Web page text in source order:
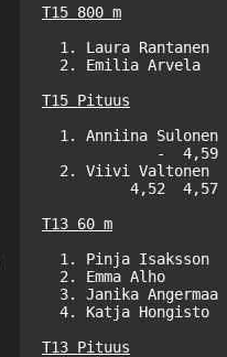
T15 800 m
1. Laura Rantanen
2. Emilia Arvela
T15 Pituus
1. Anniina
2. Viivi
T13 60 m
1. Pinja Isaksson
2. Emma Alho
3. Janika Angermaa
4. Katja Hongisto
T13 Pituus